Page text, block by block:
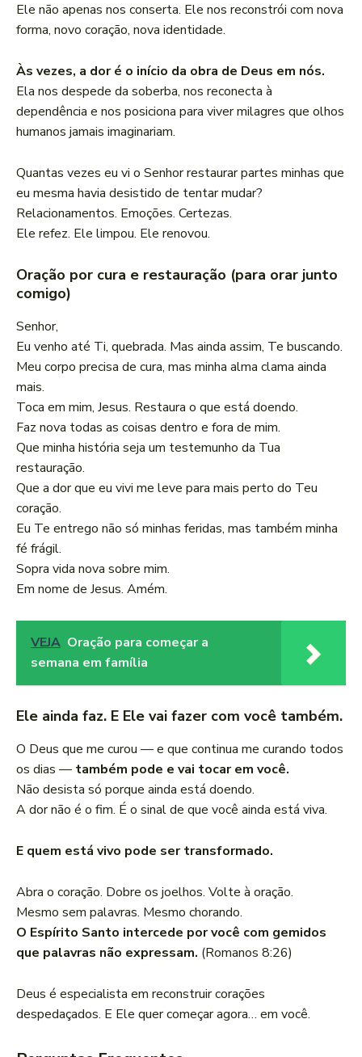
Ele não apenas nos conserta. Ele nos reconstrói com nova
forma, novo coração, nova identidade.
Às vezes, a dor é o início da obra de Deus em nós.
Ela nos despede da soberba, nos reconecta à
dependência e nos posiciona para viver milagres que olhos
humanos jamais imaginariam.
Quantas vezes eu vi o Senhor restaurar partes minhas que
eu mesma havia desistido de tentar mudar?
Relacionamentos. Emoções. Certezas.
Ele refez. Ele limpou. Ele renovou.
Oração por cura e restauração (para orar junto
comigo)
Senhor,
Eu venho até Ti, quebrada. Mas ainda assim, Te buscando.
Meu corpo precisa de cura, mas minha alma clama ainda
mais.
Toca em mim, Jesus. Restaura o que está doendo.
Faz nova todas as coisas dentro e fora de mim.
Que minha história seja um testemunho da Tua
restauração.
Que a dor que eu vivi me leve para mais perto do Teu
coração.
Eu Te entrego não só minhas feridas, mas também minha
fé frágil.
Sopra vida nova sobre mim.
Em nome de Jesus. Amém.
VEJA Oração para começar a
semana em família
Ele ainda faz. E Ele vai fazer com você também.
O Deus que me curou — e que continua me curando todos
os dias — também pode e vai tocar em você.
Não desista só porque ainda está doendo.
A dor não é o fim. É o sinal de que você ainda está viva.
E quem está vivo pode ser transformado.
Abra o coração. Dobre os joelhos. Volte à oração.
Mesmo sem palavras. Mesmo chorando.
O Espírito Santo intercede por você com gemidos
que palavras não expressam. (Romanos 8:26)
Deus é especialista em reconstruir corações
despedaçados. E Ele quer começar agora… em você.